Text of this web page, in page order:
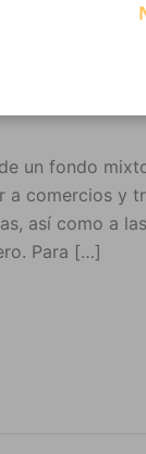
un fondo
comercios y
así como a
Para […]